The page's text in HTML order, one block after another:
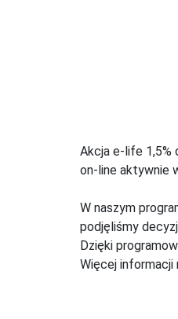
Akcja e-life 1,5%
on-line aktywnie
W naszym
podjęliśmy
Dzięki
Więcej informacji